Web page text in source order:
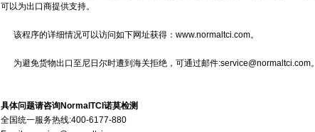
可以为出口商提供支持。
该程序的详细情况可以访问如下网址获得：www.normaltci.com。
为避免货物出口至尼日尔时遭到海关拒绝，可通过邮件:service@normaltci.com。
具体问题请咨询NormalTCI诺莫检测
全国统一服务热线:400-6177-880